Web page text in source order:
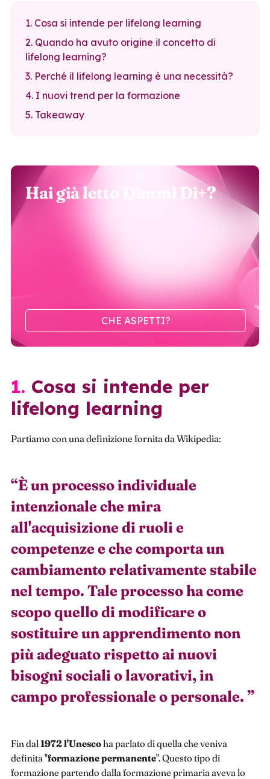
1. Cosa si intende per lifelong learning
2. Quando ha avuto origine il concetto di
lifelong learning?
3. Perché il lifelong learning è una necessità?
4. I nuovi trend per la formazione
5. Takeaway
Hai già letto Dimmi Di+?
CHE ASPETTI?
1. Cosa si intende per
lifelong learning
Partiamo con una definizione fornita da Wikipedia:
“È un processo individuale
intenzionale che mira
all'acquisizione di ruoli e
competenze e che comporta un
cambiamento relativamente stabile
nel tempo. Tale processo ha come
scopo quello di modificare o
sostituire un apprendimento non
più adeguato rispetto ai nuovi
bisogni sociali o lavorativi, in
campo professionale o personale. ”
Fin dal 1972 l'Unescoha parlato di quella che veniva
definita "formazione permanente". Questo tipo di
formazione partendo dalla formazione primaria aveva lo